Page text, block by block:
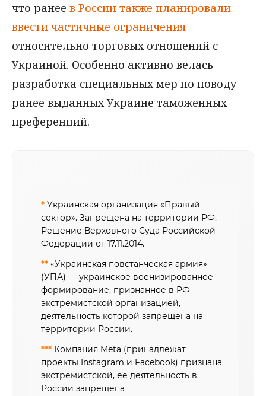
что ранее в России также планировали
ввести частичные ограничения
относительно торговых отношений с
Украиной. Особенно активно велась
разработка специальных мер по поводу
ранее выданных Украине таможенных
преференций.
* Украинская организация «Правый
сектор». Запрещена на территории РФ.
Решение Верховного Суда Российской
Федерации от 17.11.2014.
** «Украинская повстанческая армия»
(УПА) — украинское военизированное
формирование, признанное в РФ
экстремистской организацией,
деятельность которой запрещена на
территории России.
*** Компания Meta (принадлежат
проекты Instagram и Facebook) признана
экстремистской, её деятельность в
России запрещена